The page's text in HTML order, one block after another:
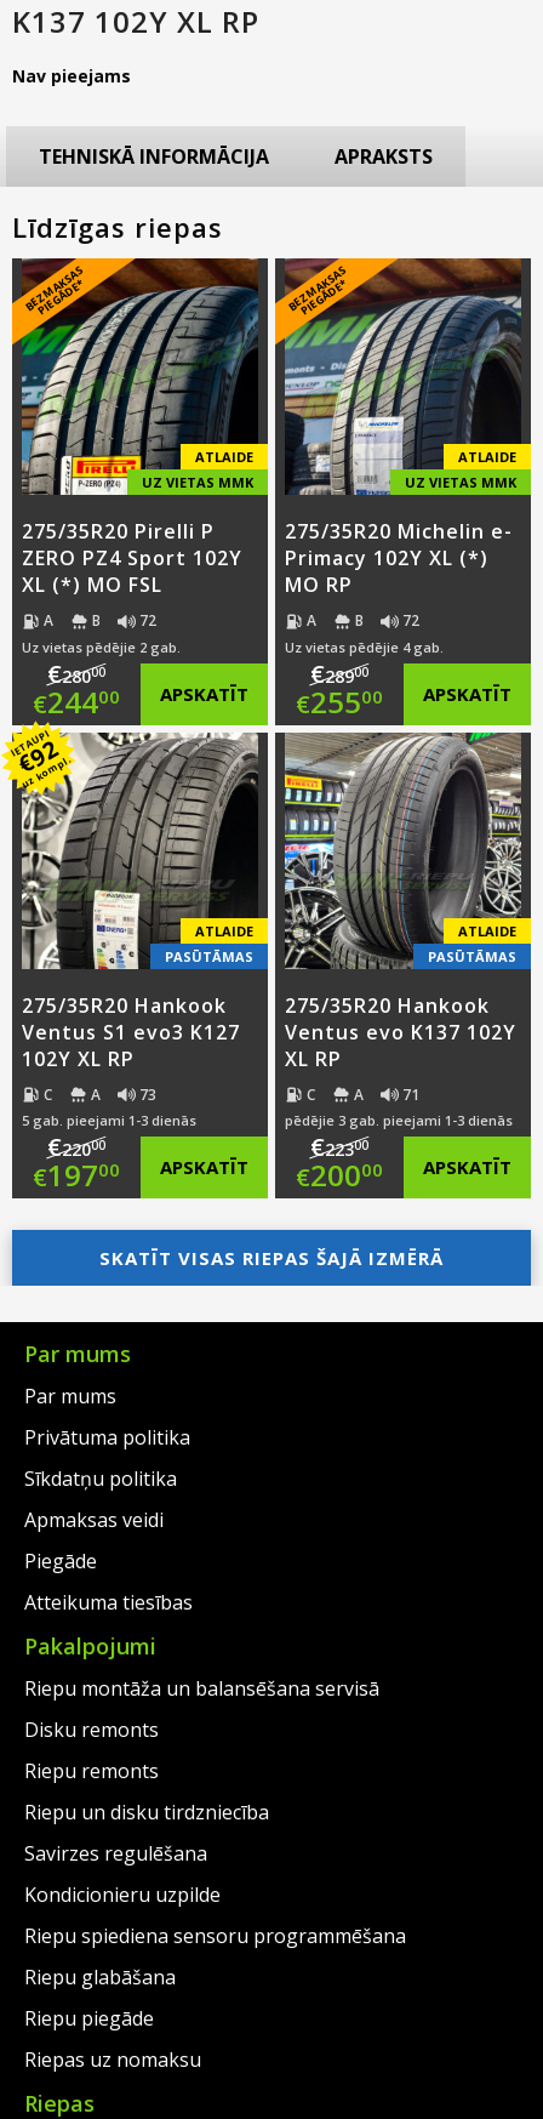
K137 102Y XL RP
Nav pieejams
TEHNISKĀ INFORMĀCIJA APRAKSTS
Līdzīgas riepas
B
E
Z
M
A
K
S
A
S
PI
E
G
Ā
D
E
*
ATLAIDE
UZ VIETAS MMK
275/35R20 Pirelli P
ZERO PZ4 Sport 102Y
XL (*) MO FSL
A B 72
Uz vietas pēdējie 2 gab.
€28000
Original
price
was:
€280.00.
€24400
Current
price
is:
€244.00.
APSKATĪT
B
E
Z
M
A
K
S
A
S
PI
E
G
Ā
D
E
*
ATLAIDE
UZ VIETAS MMK
275/35R20 Michelin e-
Primacy 102Y XL (*)
MO RP
A B 72
Uz vietas pēdējie 4 gab.
€28900
Original
price
was:
€289.00.
€25500
Current
price
is:
€255.00.
APSKATĪT
IETAUPI
€92
uz kompl.
ATLAIDE
PASŪTĀMAS
275/35R20 Hankook
Ventus S1 evo3 K127
102Y XL RP
C A 73
5 gab. pieejami 1-3 dienās
€22000
Original
price
was:
€220.00.
€19700
Current
price
is:
€197.00.
APSKATĪT
ATLAIDE
PASŪTĀMAS
275/35R20 Hankook
Ventus evo K137 102Y
XL RP
C A 71
pēdējie 3 gab. pieejami 1-3 dienās
€22300
Original
price
was:
€223.00.
€20000
Current
price
is:
APSKATĪT
SKATĪT VISAS RIEPAS ŠAJĀ IZMĒRĀ
Par mums
Par mums
Privātuma politika
Sīkdatņu politika
Apmaksas veidi
Piegāde
Atteikuma tiesības
Pakalpojumi
Riepu montāža un balansēšana servisā
Disku remonts
Riepu remonts
Riepu un disku tirdzniecība
Savirzes regulēšana
Kondicionieru uzpilde
Riepu spiediena sensoru programmēšana
Riepu glabāšana
Riepu piegāde
Riepas uz nomaksu
Riepas